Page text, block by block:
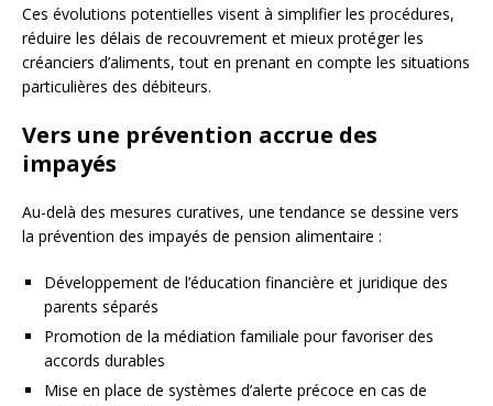
Ces évolutions potentielles visent à simplifier les procédures,
réduire les délais de recouvrement et mieux protéger les
créanciers d’aliments, tout en prenant en compte les situations
particulières des débiteurs.
Vers une prévention accrue des
impayés
Au-delà des mesures curatives, une tendance se dessine vers
la prévention des impayés de pension alimentaire :
Développement de l’éducation financière et juridique des
parents séparés
Promotion de la médiation familiale pour favoriser des
accords durables
Mise en place de systèmes d’alerte précoce en cas de